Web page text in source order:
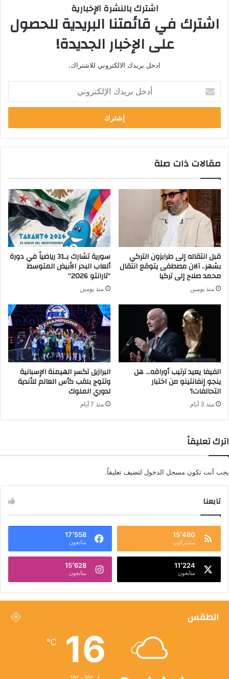
اشترك بالنشرة الإخبارية
اشترك في قائمتنا البريدية للحصول
على الإخبار الجديدة!
ادخل بريدك الالكتروني للاشتراك.
خ
ب
ر
د
ا
ل
إ
ل
ك
ت
ر
و
ن
ي
مقالات ذات صلة
قبل انتقاله إلى طرابزون التركي
بشهر.. آلان مصطفى يتوقع انتقال
محمد صلاح إلى تركيا
منذ يومين
سورية تشارك بـ31 رياضياً في دورة
ألعاب البحر الأبيض المتوسط
“تارانتو 2026”
منذ يومين
الفيفا يعيد ترتيب أوراقه… هل
ينجو إنفانتينو من اختبار
التحالفات؟
منذ 3 أيام
البرازيل تكسر الهيمنة الإسبانية
وتتوج بلقب كأس العالم للأندية
لدوري الملوك
منذ 7 أيام
اترك تعليقاً
يجب أنت تكون مسجل الدخول لتضيف تعليقاً.
تابعنا
15٬480
مشتركون
17٬558
متابعون
11٬224
متابعون
15٬628
متابعون
الطقس
16
℃